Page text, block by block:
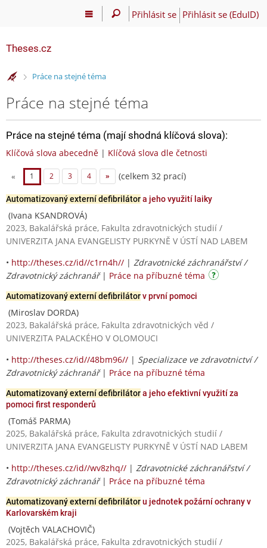
Přihlásit se Přihlásit se (EduID)
Theses.cz
>Práce na stejné téma
Práce na stejné téma
Práce na stejné téma (mají shodná klíčová slova):
Klíčová slova abecedně | Klíčová slova dle četnosti
« 1 2 3 4 » (celkem 32 prací)
Automatizovaný externí defibrilátora jeho využití laiky
(Ivana KSANDROVÁ)
2023, Bakalářská práce, Fakulta zdravotnických studií /
UNIVERZITA JANA EVANGELISTY PURKYNĚ V ÚSTÍ NAD LABEM
• http://theses.cz/id//c1rn4h// | Zdravotnické záchranářství /
Zdravotnický záchranář| Práce na příbuzné téma
Automatizovaný externí defibrilátorv první pomoci
(Miroslav DORDA)
2023, Bakalářská práce, Fakulta zdravotnických věd /
UNIVERZITA PALACKÉHO V OLOMOUCI
• http://theses.cz/id//48bm96// | Specializace ve zdravotnictví /
Zdravotnický záchranář| Práce na příbuzné téma
Automatizovaný externí defibrilátora jeho efektivní využití za
pomoci first responderů
(Tomáš PARMA)
2025, Bakalářská práce, Fakulta zdravotnických studií /
UNIVERZITA JANA EVANGELISTY PURKYNĚ V ÚSTÍ NAD LABEM
• http://theses.cz/id//wv8zhq// | Zdravotnické záchranářství /
Zdravotnický záchranář| Práce na příbuzné téma
Automatizovaný externí defibrilátoru jednotek požární ochrany v
Karlovarském kraji
(Vojtěch VALACHOVIČ)
2025, Bakalářská práce, Fakulta zdravotnických studií /